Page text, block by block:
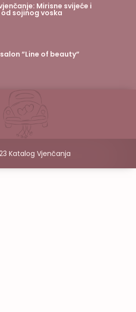
Mirisne svijeće i
sojinog voska
”Line of beauty”
Katalog Vjenčanja